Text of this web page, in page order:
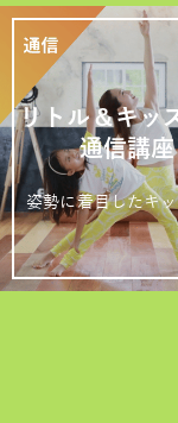
リトル＆キッ
通信講座
姿勢に着目したキ